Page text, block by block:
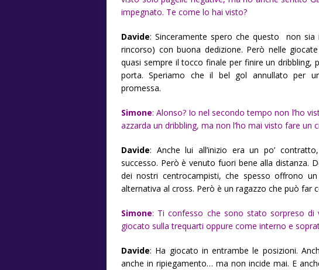
impegnato. Te come lo hai visto?
Davide: Sinceramente spero che questo non sia
rincorso) con buona dedizione. Però nelle
quasi sempre il tocco finale per finire un dribbling,
porta. Speriamo che il bel gol annullato per
promessa.
Simone: Alonso? Io nel secondo tempo non l’ho
azzarda un dribbling, ma non l’ho mai visto fare un
Davide: Anche lui all’inizio era un po’
successo. Però è venuto fuori bene alla distanza.
dei nostri centrocampisti, che spesso offrono
alternativa al cross. Però è un ragazzo che può far
Simone: Ti confesso che sono stato sorpreso di
giocato sulla trequarti oppure come interno e
Davide: Ha giocato in entrambe le posizioni.
anche in ripiegamento… ma non incide mai. E